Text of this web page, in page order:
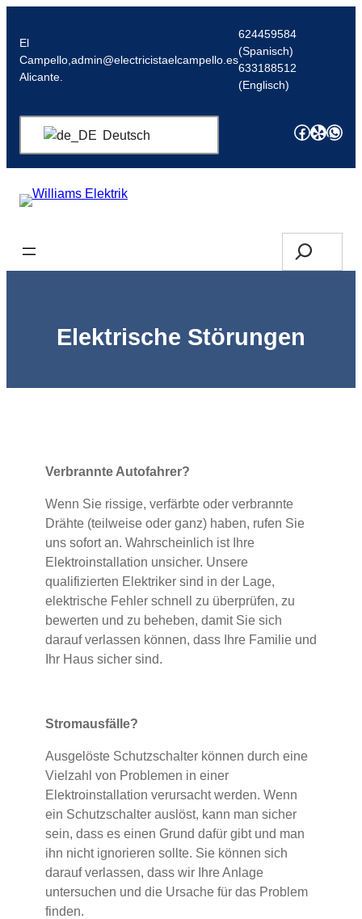
springen
El
Campello,
Alicante.
admin@electricistaelcampello.es
624459584
(Spanisch)
633188512
(Englisch)
Deutsch Yelp
Suche
Elektrische Störungen
Verbrannte Autofahrer?
Wenn Sie rissige, verfärbte oder verbrannte
Drähte (teilweise oder ganz) haben, rufen Sie
uns sofort an. Wahrscheinlich ist Ihre
Elektroinstallation unsicher. Unsere
qualifizierten Elektriker sind in der Lage,
elektrische Fehler schnell zu überprüfen, zu
bewerten und zu beheben, damit Sie sich
darauf verlassen können, dass Ihre Familie und
Ihr Haus sicher sind.
Stromausfälle?
Ausgelöste Schutzschalter können durch eine
Vielzahl von Problemen in einer
Elektroinstallation verursacht werden. Wenn
ein Schutzschalter auslöst, kann man sicher
sein, dass es einen Grund dafür gibt und man
ihn nicht ignorieren sollte. Sie können sich
darauf verlassen, dass wir Ihre Anlage
untersuchen und die Ursache für das Problem
finden.